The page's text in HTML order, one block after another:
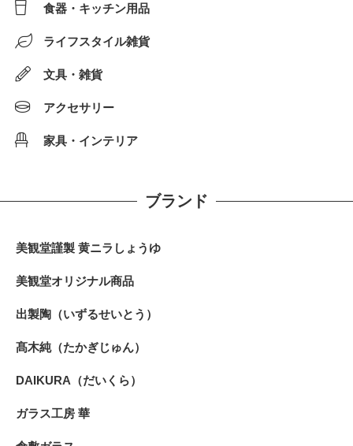
食器・キッチン用品
ライフスタイル雑貨
文具・雑貨
アクセサリー
家具・インテリア
ブランド
美観堂謹製 黄ニラしょうゆ
美観堂オリジナル商品
出製陶（いずるせいとう）
髙木純（たかぎじゅん）
DAIKURA（だいくら）
ガラス工房 華